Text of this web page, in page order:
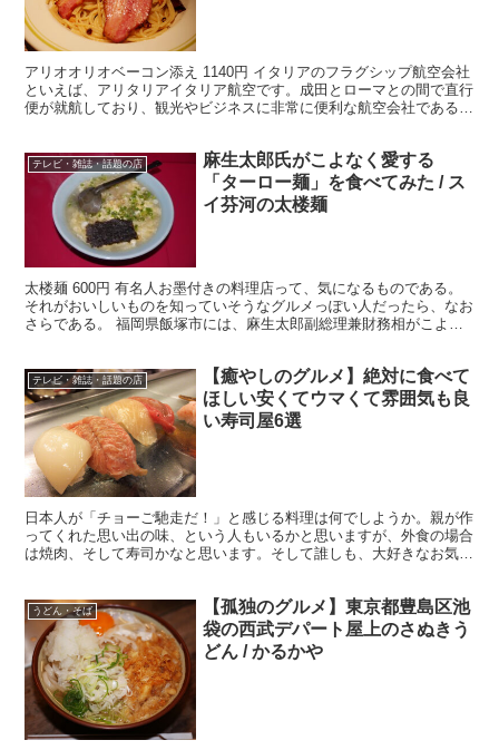
アリオオリオベーコン添え 1140円 イタリアのフラグシップ航空会社
といえば、アリタリアイタリア航空です。成田とローマとの間で直行
便が就航しており、観光やビジネスに非常に便利な航空会社である。
テレビ・雑誌・話題の店
麻生太郎氏がこよなく愛する
「ターロー麺」を食べてみた / ス
イ芬河の太楼麺
太楼麺 600円 有名人お墨付きの料理店って、気になるものである。
それがおいしいものを知っていそうなグルメっぽい人だったら、なお
さらである。 福岡県飯塚市には、麻生太郎副総理兼財務相がこよな
テレビ・雑誌・話題の店
【癒やしのグルメ】絶対に食べて
ほしい安くてウマくて雰囲気も良
い寿司屋6選
日本人が「チョーご馳走だ！」と感じる料理は何でしようか。親が作
ってくれた思い出の味、という人もいるかと思いますが、外食の場合
は焼肉、そして寿司かなと思います。そして誰しも、大好きなお気に
うどん・そば
【孤独のグルメ】東京都豊島区池
袋の西武デパート屋上のさぬきう
どん / かるかや